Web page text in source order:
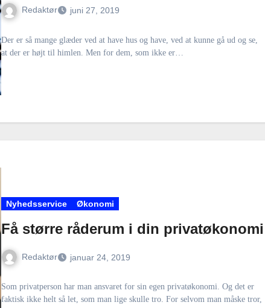
Redaktør juni 27, 2019
Der er så mange glæder ved at have hus og have, ved at kunne gå ud og se,
at der er højt til himlen. Men for dem, som ikke er…
Nyhedsservice Økonomi
Få større råderum i din privatøkonomi
Redaktør januar 24, 2019
Som privatperson har man ansvaret for sin egen privatøkonomi. Og det er
faktisk ikke helt så let, som man lige skulle tro. For selvom man måske tror,